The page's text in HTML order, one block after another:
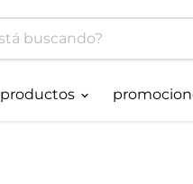
productos